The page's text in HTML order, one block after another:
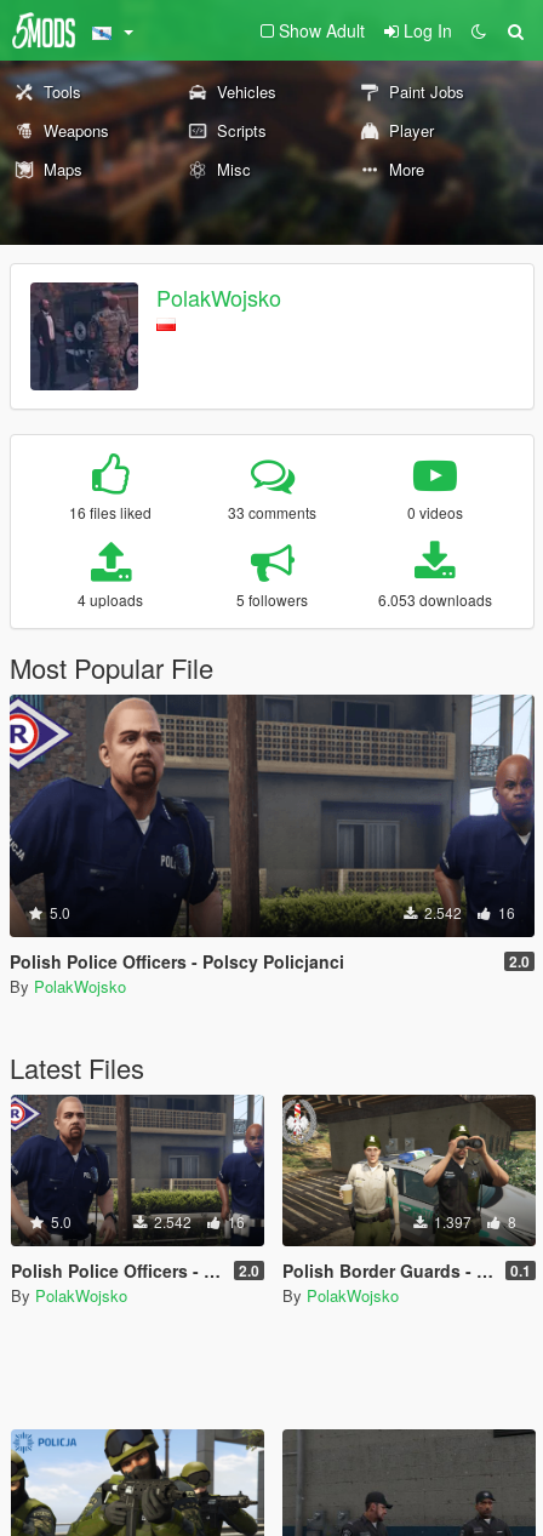
Show Adult Log In
Tools Vehicles
Paint Jobs
Weapons
Scripts
Player
Maps
Misc More
PolakWojsko
16 files liked 33 comments 0 videos
4 uploads 5 followers 6.053 downloads
Most Popular File
5.0 2.542 16
Polish Police Officers - Polscy Policjanci 2.0
By PolakWojsko
Latest Files
5.0 2.542 16
Polish Police Officers - Polscy Policjanci 2.0
By PolakWojsko
1.397 8
Polish Border Guards - Polska Straż Graniczna 0.1
By PolakWojsko